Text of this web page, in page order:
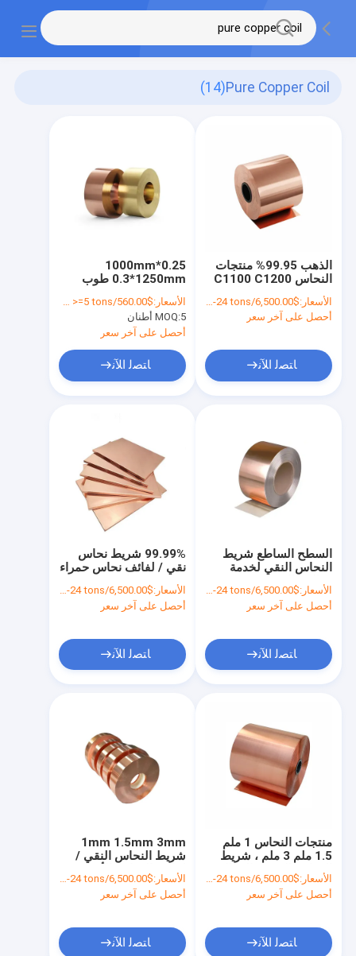
Pure Copper Coil
(14)
0.25*1000mm
0.3*1250mm طوب
نحاس نقي / ورق نحاس
نقي مخصص
الأسعار:$560.00/tons >=5 tons
MOQ:5 أطنان
أحصل على آخر سعر
ﺎﺘﺼﻟ ﺍﻶﻧ
الذهب 99.95% منتجات
النحاس C1100 C1200
النحاس النقي
الأسعار:$6,500.00/tons 1-24 tons
أحصل على آخر سعر
ﺎﺘﺼﻟ ﺍﻶﻧ
99.99% شريط نحاس
نقي / لفائف نحاس حمراء
99.95% نحاس
الأسعار:$6,500.00/tons 1-24 tons
أحصل على آخر سعر
ﺎﺘﺼﻟ ﺍﻶﻧ
السطح الساطع شريط
النحاس النقي لخدمة
ASTM Standard
الأسعار:$6,500.00/tons 1-24 tons
أحصل على آخر سعر
ﺎﺘﺼﻟ ﺍﻶﻧ
1mm 1.5mm 3mm
شريط النحاس النقي /
لفائف النحاس الأحمر
صلابة عالية C1100
C1200 C1020 C5191
الأسعار:$6,500.00/tons 1-24 tons
أحصل على آخر سعر
ﺎﺘﺼﻟ ﺍﻶﻧ
منتجات النحاس 1 ملم
1.5 ملم 3 ملم ، شريط
النحاس النقي عالي الدقة
الأسعار:$6,500.00/tons 1-24 tons
أحصل على آخر سعر
ﺎﺘﺼﻟ ﺍﻶﻧ